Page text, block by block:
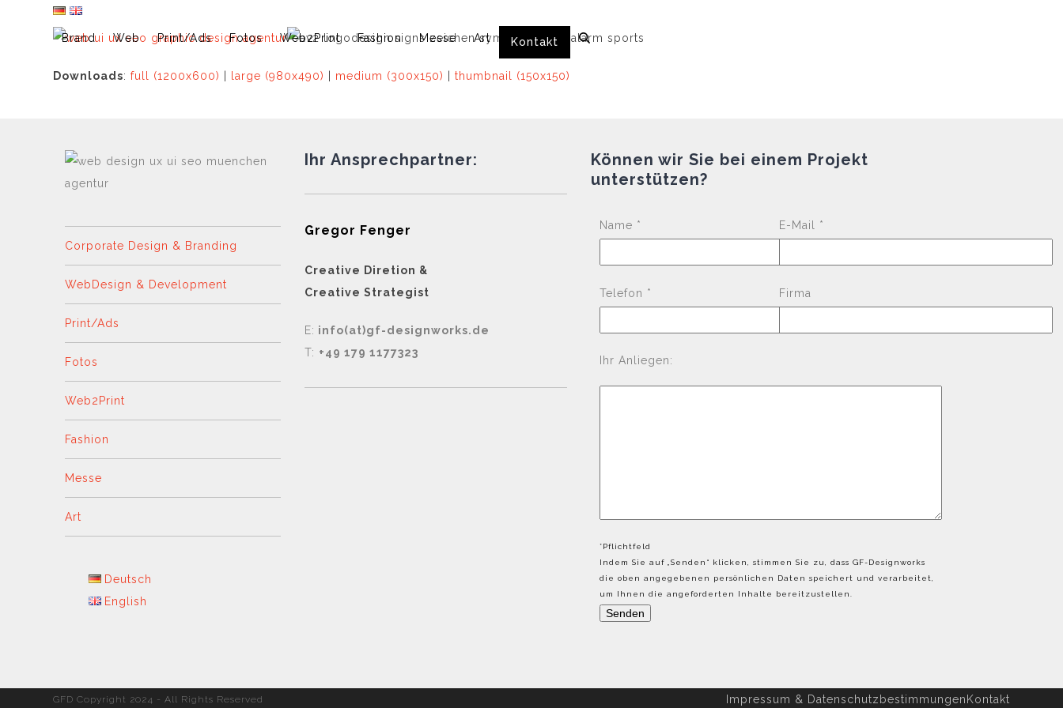
Brand Web Print/Ads Fotos Web2Print Fashion Messe Art Kontakt
Downloads:full (1200x600) large (980x490) medium (300x150) |thumbnail (150x150)
Corporate Design & Branding
WebDesign & Development
Print/Ads
Fotos
Web2Print
Fashion
Messe
Art
Deutsch
English
Ihr Ansprechpartner:
Gregor Fenger
Creative Diretion &
Creative Strategist
E: info(at)gf-designworks.de
T: +49 179 1177323
Können wir Sie bei einem Projekt
unterstützen?
Name * E-Mail *
Telefon * Firma
Ihr Anliegen:
*Pflichtfeld
Indem Sie auf „Senden“ klicken, stimmen Sie zu, dass GF-Designworks
die oben angegebenen persönlichen Daten speichert und verarbeitet,
um Ihnen die angeforderten Inhalte bereitzustellen.
GFD Copyright 2024 - All Rights Reserved Impressum & Datenschutzbestimmungen Kontakt